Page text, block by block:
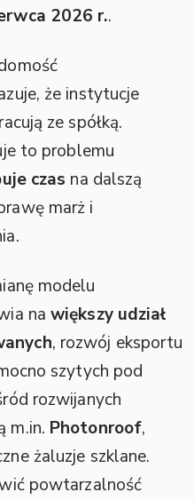
2026 r..
że instytucje
ze spółką.
to problemu
czas na dalszą
marż i
modelu
na większy udział
, rozwój eksportu
szytych pod
rozwijanych
m.in. Photonroof,
żaluzje szklane.
powtarzalność